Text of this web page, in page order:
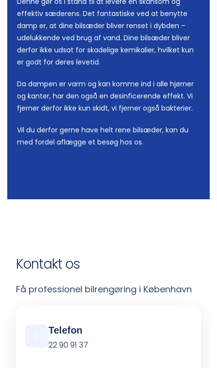
effektiv sæderens. Det fantastiske ved at benytte
damp er, at dine bilsæder bliver renset i dybden –
udelukkende ved brug af vand. Dine bilsæder bliver
derfor ikke udsat for skadelige kemikalier, hvilket kun
er godt for deres levetid.
Da dampen er varm og kan komme ind i alle hjørner
og kanter, har den også en desinficerende effekt. Vi
fjerner derfor ikke kun skidt, vi fjerner også bakterier.
Vil du derfor gerne have helt rene bilsæder, kan du
med fordel aflægge et besøg hos os.
Kontakt os
Få professionel bilrengøring i København
Telefon
22 90 91 37